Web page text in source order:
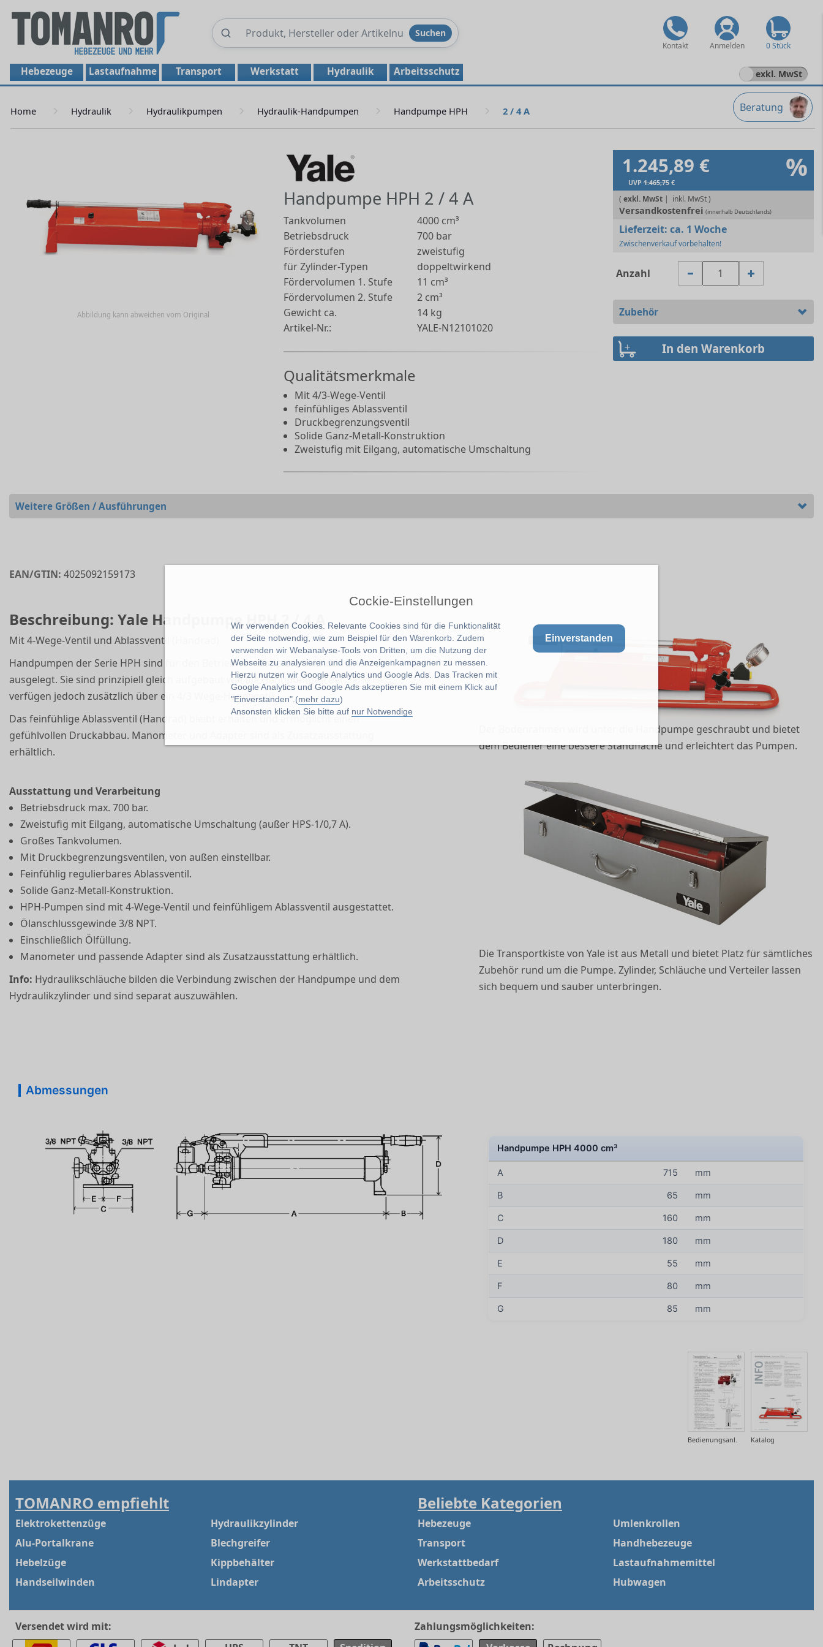
Cockie-Einstellungen
Wir verwenden Cookies. Relevante Cookies sind für die Funktionalität
der Seite notwendig, wie zum Beispiel für den Warenkorb. Zudem
verwenden wir Webanalyse-Tools von Dritten, um die Nutzung der
Webseite zu analysieren und die Anzeigenkampagnen zu messen.
Hierzu nutzen wir Google Analytics und Google Ads. Das Tracken mit
Google Analytics und Google Ads akzeptieren Sie mit einem Klick auf
"Einverstanden".(mehr dazu)
Ansonsten klicken Sie bitte auf nur Notwendige
Einverstanden
Produkte
durchsuchen
Suchen
Kontakt Anmelden 0 Stück
Hebezeuge Lastaufnahme Transport Werkstatt Hydraulik Arbeitsschutz exkl. MwSt
Beratung
Home Hydraulik Hydraulikpumpen Hydraulik-Handpumpen Handpumpe HPH 2 / 4 A
Abbildung kann abweichen vom Original
Handpumpe HPH 2 / 4 A
Tankvolumen
4000 cm³
Betriebsdruck
700 bar
Förderstufen
zweistufig
für Zylinder-Typen
doppeltwirkend
Fördervolumen 1. Stufe
11 cm³
Fördervolumen 2. Stufe
2 cm³
Gewicht ca.
14 kg
Artikel-Nr.:
YALE-N12101020
Qualitätsmerkmale
Mit 4/3-Wege-Ventil
feinfühliges Ablassventil
Druckbegrenzungsventil
Solide Ganz-Metall-Konstruktion
Zweistufig mit Eilgang, automatische Umschaltung
1.245,89 € %
UVP1.465,75€
( exkl. MwSt |
Versandkostenfrei (innerhalb Deutschlands)
Lieferzeit: ca. 1 Woche
Zwischenverkauf vorbehalten!
Anzahl
Zubehör
Weitere Größen / Ausführungen
EAN/GTIN: 4025092159173
Beschreibung: Yale Handpumpe HPH 2 / 4 A
Mit 4-Wege-Ventil und Ablassventil (Handrad)
Handpumpen der Serie HPH sind für den Betrieb von doppeltwirkenden Zylindern
ausgelegt. Sie sind prinzipiell gleich aufgebaut wie die Handpumpen der Serie HPS,
verfügen jedoch zusätzlich über ein 4/3 Wege-Handventil.
Das feinfühlige Ablassventil (Handrad) bleibt erhalten und ermöglicht einen
gefühlvollen Druckabbau. Manometer und Adapter sind als Zusatzausstattung
erhältlich.
Ausstattung und Verarbeitung
Betriebsdruck max. 700 bar.
Zweistufig mit Eilgang, automatische Umschaltung (außer HPS-1/0,7 A).
Großes Tankvolumen.
Mit Druckbegrenzungsventilen, von außen einstellbar.
Feinfühlig regulierbares Ablassventil.
Solide Ganz-Metall-Konstruktion.
HPH-Pumpen sind mit 4-Wege-Ventil und fein­fühligem Ablassventil ausgestattet.
Ölanschlussgewinde 3/8 NPT.
Einschließlich Ölfüllung.
Manometer und passende Adapter sind als Zusatz­ausstattung erhältlich.
Info: Hydraulikschläuche bilden die Verbindung zwischen der Handpumpe und dem
Hydraulik­zylinder und sind separat auszuwählen.
Der Bodenrahmen wird unter die Handpumpe geschraubt und bietet
dem Bediener eine bessere Standfläche und erleichtert das Pumpen.
Die Transportkiste von Yale ist aus Metall und bietet Platz für sämtliches
Zubehör rund um die Pumpe. Zylinder, Schläuche und Verteiler lassen
sich bequem und sauber unterbringen.
Abmessungen
Handpumpe HPH 4000 cm³
A 715 mm
B 65 mm
C 160 mm
D 180 mm
E 55 mm
F 80 mm
G 85 mm
Katalog
Bedienungsanl.
TOMANRO empfiehlt
Elektrokettenzüge
Alu-Portalkrane
Hebelzüge
Handseilwinden
Hydraulikzylinder
Blechgreifer
Kippbehälter
Lindapter
Beliebte Kategorien
Hebezeuge
Transport
Werkstattbedarf
Arbeitsschutz
Umlenkrollen
Handhebezeuge
Lastaufnahmemittel
Hubwagen
Versendet wird mit:
Zahlungsmöglichkeiten: